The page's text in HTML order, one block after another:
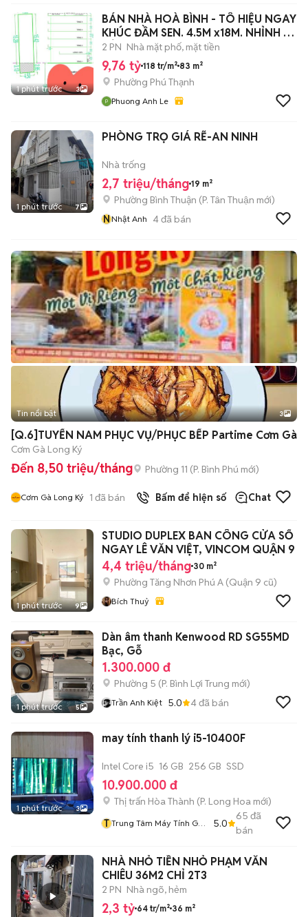
1 phút trước 3
BÁN NHÀ HOÀ BÌNH - TÔ HIỆU NGAY
KHÚC ĐẦM SEN. 4.5M x18M. NHỈNH 9T
CÒN
2 PN Nhà mặt phố, mặt tiền
9,76 tỷ 118 tr/m² 83 m²
Phường Phú Thạnh
Phuong Anh Le
1 phút trước 7
PHÒNG TRỌ GIÁ RẼ-AN NINH
Nhà trống
2,7 triệu/tháng 19 m²
Phường Bình Thuận (P. Tân Thuận mới)
NNhật Anh 4đã bán
Tin nổi bật 3
[Q.6]TUYỂN NAM PHỤC VỤ/PHỤC BẾP Partime Cơm Gà
Cơm Gà Long Ký
Đến 8,50 triệu/tháng Phường 11 (P. Bình Phú mới)
Cơm Gà Long Ký 1 đã bán Bấm để hiện số Chat
1 phút trước 9
STUDIO DUPLEX BAN CÔNG CỬA SỔ
NGAY LÊ VĂN VIỆT, VINCOM QUẬN 9
4,4 triệu/tháng 30 m²
Phường Tăng Nhơn Phú A (Quận 9 cũ)
Bích Thuỷ
1 phút trước 5
Dàn âm thanh Kenwood RD SG55MD
Bạc, Gỗ
1.300.000 đ
Phường 5 (P. Bình Lợi Trung mới)
Trần Anh Kiệt 5.0 4đã bán
1 phút trước 3
may tính thanh lý i5-10400F
Intel Core i5 16 GB 256 GB SSD
10.900.000 đ
Thị trấn Hòa Thành (P. Long Hoa mới)
T Trung Tâm Máy Tính GK
5.0
65 đã
bán
NHÀ NHỎ TIỀN NHỎ PHẠM VĂN
CHIÊU 36M2 CHỈ 2T3
2 PN Nhà ngõ, hẻm
2,3 tỷ 64 tr/m² 36 m²